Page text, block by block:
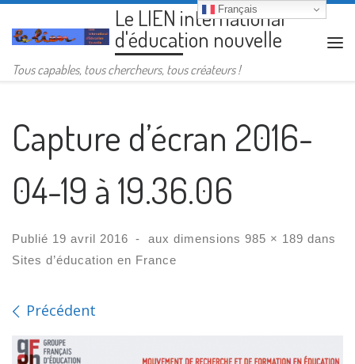
Passer au contenuLe LIEN international
d'éducation nouvelle
Tous capables, tous chercheurs, tous créateurs !
Capture d’écran 2016-
04-19 à 19.36.06
Publié 19 avril 2016 - aux dimensions 985 × 189 dans
Sites d’éducation en France
Navigation des images
Précédent
Français